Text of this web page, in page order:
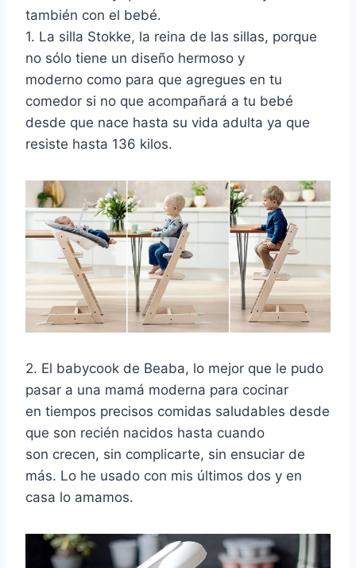
también con el bebé.
1. La silla Stokke, la reina de las sillas, porque
no sólo tiene un diseño hermoso y
moderno como para que agregues en tu
comedor si no que acompañará a tu bebé
desde que nace hasta su vida adulta ya que
resiste hasta 136 kilos.
2. El babycook de Beaba, lo mejor que le pudo
pasar a una mamá moderna para cocinar
en tiempos precisos comidas saludables desde
que son recién nacidos hasta cuando
son crecen, sin complicarte, sin ensuciar de
más. Lo he usado con mis últimos dos y en
casa lo amamos.